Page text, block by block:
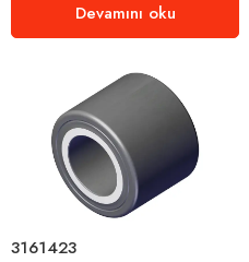
Devamını oku
3161423